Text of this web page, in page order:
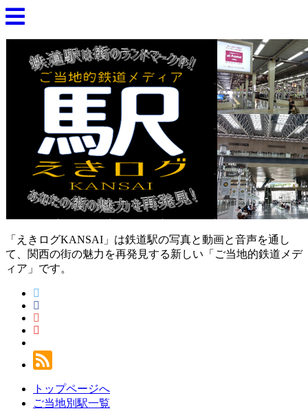
「えきログKANSAI」は鉄道駅の写真と動画と音声を通し
て、関西の街の魅力を再発見する新しい「ご当地的鉄道メデ
ィア」です。
トップページへ
ご当地別駅一覧